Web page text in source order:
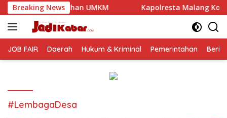
Langsung
ke
konten
Breaking News
UMKM Kapolresta Malang Kota Silaturahmi ke
JOB FAIR Daerah Hukum & Kriminal Pemerintahan
#LembagaDesa